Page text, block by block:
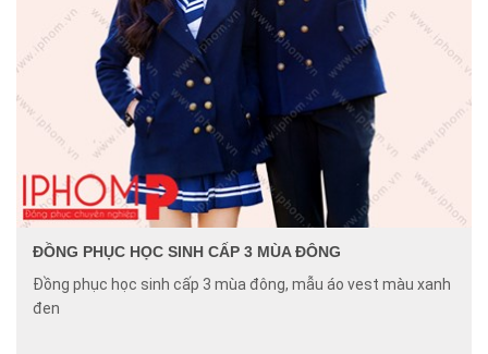
ĐỒNG PHỤC HỌC SINH CẤP 3 MÙA ĐÔNG
Đồng phục học sinh cấp 3 mùa đông, mẫu áo vest màu xanh
đen